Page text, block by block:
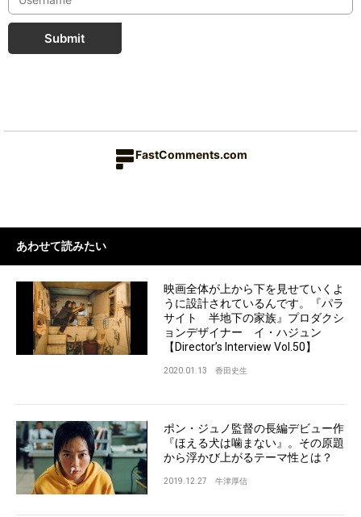
Submit
FastComments.com
あわせて読みたい
映画全体が上から下を見せていくよ
うに設計されているんです。『パラ
サイト 半地下の家族』プロダクシ
ョンデザイナー イ・ハジュン
【Director’s Interview Vol.50】
2020.01.13 香田史生
ポン・ジュノ監督の長編デビュー作
『ほえる犬は噛まない』。その原題
から浮かび上がるテーマ性とは？
2019.12.27 牛津厚信